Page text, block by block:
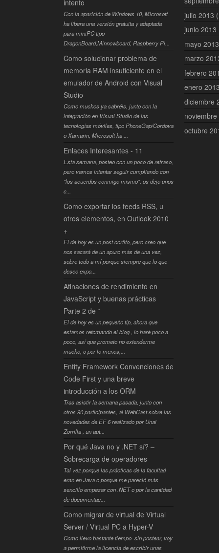
intento
Con la aparición de Windows 10, Microsoft
ha libera una versión gratuita y adaptada
para miniPC tipo
DragonBoard,Minnowboard, Raspberry Pi...
Como solucionar problema de
memoria RAM insuficiente en el
emulador de Android con Visual
Studio
Como muchos ya sabréis, junto con la
integración en Visual Studio de las
tecnologías móviles, tipo PhoneGap/Cordova
o Xamarin, Microsoft ha ...
Enlaces Interesantes - 11
Esta semana, posteo con un poco de retraso,
pero vamos intentar seguir cumpliendo con
"los acuerdos conmigo mismo", os dejo unos
c...
Como exportar los feeds RSS, u
otros elementos, en Outlook 2010
+
El de hoy es un post cortito, pero creo que
nos sacará de un apuro más de una vez,
sobre todo a mí porque siempre que lo que
deseo expo...
Afinaciones de rendimiento en
JavaScript y buenas prácticas
Parte 2 de *
El de hoy es un pequeño tip, ahora que
estamos retomando el blog , lo haré poco a
poco, así que prometo no extenderme
mucho, o por lo menos,...
Entity Framework Convenciones de
Code First y una breve
introducción a los ORM
Tras asistir la semana pasada, junto con
otros 90 participantes, al WebCast sobre las
novedades de EF 6 realizado por Unai
Zorrilla , un aut...
Por qué Java no y .NET sí? –
Sobrecarga de operadores
Tal vez porque las prácticas de la facultad
eran en Java o porque me pareció más
sencillo empezar con .NET o por la cantidad
de documentac...
Como migrar de virtual de Virtual
Server / Virtual PC a Hyper-V
Como llevo bastante tiempo sin postear, voy
a permitirme la licencia de escribir unas
julio 2013
junio 2013
mayo
marzo
febrero
enero
diciembre
octubre